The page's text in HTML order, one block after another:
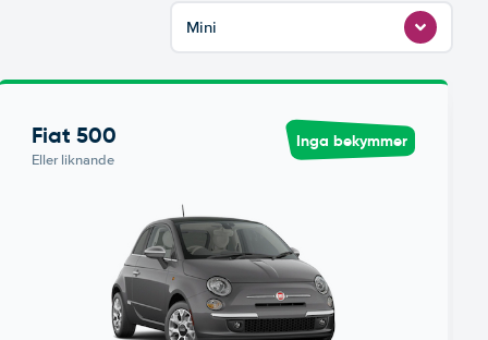
Mini
Fiat 500
Eller liknande
Inga bekymmer